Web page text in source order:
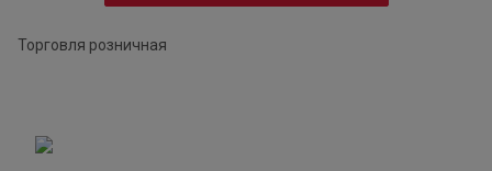
Торговля розничная